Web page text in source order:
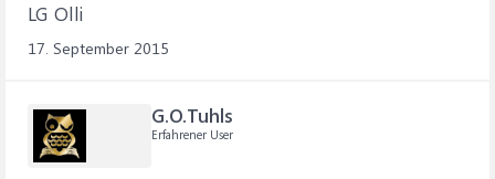
LG Olli
17. September 2015
G.O.Tuhls
Erfahrener User